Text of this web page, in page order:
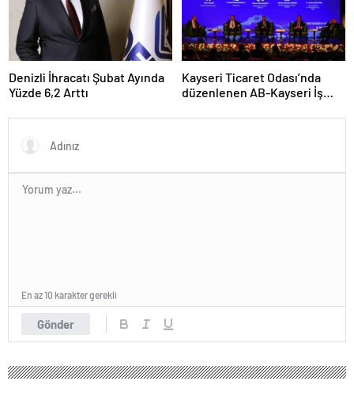
Denizli İhracatı Şubat Ayında
Yüzde 6,2 Arttı
Kayseri Ticaret Odası’nda
düzenlenen AB-Kayseri İş
ve dijitalleşme vurgusu
Gönder
En az 10 karakter gerekli